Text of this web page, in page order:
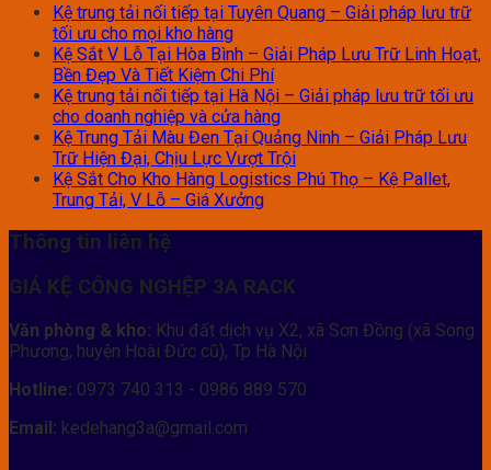
Kệ trung tải nối tiếp tại Tuyên Quang – Giải pháp lưu trữ
tối ưu cho mọi kho hàng
Kệ Sắt V Lỗ Tại Hòa Bình – Giải Pháp Lưu Trữ Linh Hoạt,
Bền Đẹp Và Tiết Kiệm Chi Phí
Kệ trung tải nối tiếp tại Hà Nội – Giải pháp lưu trữ tối ưu
cho doanh nghiệp và cửa hàng
Kệ Trung Tải Màu Đen Tại Quảng Ninh – Giải Pháp Lưu
Trữ Hiện Đại, Chịu Lực Vượt Trội
Kệ Sắt Cho Kho Hàng Logistics Phú Thọ – Kệ Pallet,
Trung Tải, V Lỗ – Giá Xưởng
Thông tin liên hệ
GIÁ KỆ CÔNG NGHỆP 3A RACK
Văn phòng & kho: Khu đất dịch vụ X2, xã Sơn Đồng (xã Song
Phương, huyện Hoài Đức cũ), Tp Hà Nội
Hotline: 0973 740 313 - 0986 889 570
Email: kedehang3a@gmail.com